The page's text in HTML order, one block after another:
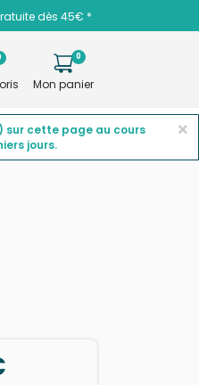
dès 45€ *
0
Mon panier
Promotions ×
sur cette page au cours
jours.